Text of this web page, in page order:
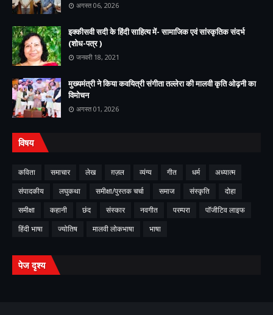
अगस्त 06, 2026
इक्कीसवी सदी के हिंदी साहित्य में- सामाजिक एवं सांस्कृतिक संदर्भ
(शोध-पत्र )
जनवरी 18, 2021
मुख्यमंत्री ने किया कवयित्री संगीता तल्लेरा की मालवी कृति ओढ़नी का
विमोचन
अगस्त 01, 2026
विषय
कविता समाचार लेख ग़ज़ल व्यंग्य गीत धर्म
अध्यात्म
संपादकीय
लघुकथा समीक्षा/पुस्तक चर्चा समाज संस्कृति
दोहा
समीक्षा
कहानी छंद संस्कार नवगीत परम्परा
पॉजीटिव लाइफ
हिंदी भाषा
ज्योतिष मालवी लोकभाषा भाषा
पेज दृश्य